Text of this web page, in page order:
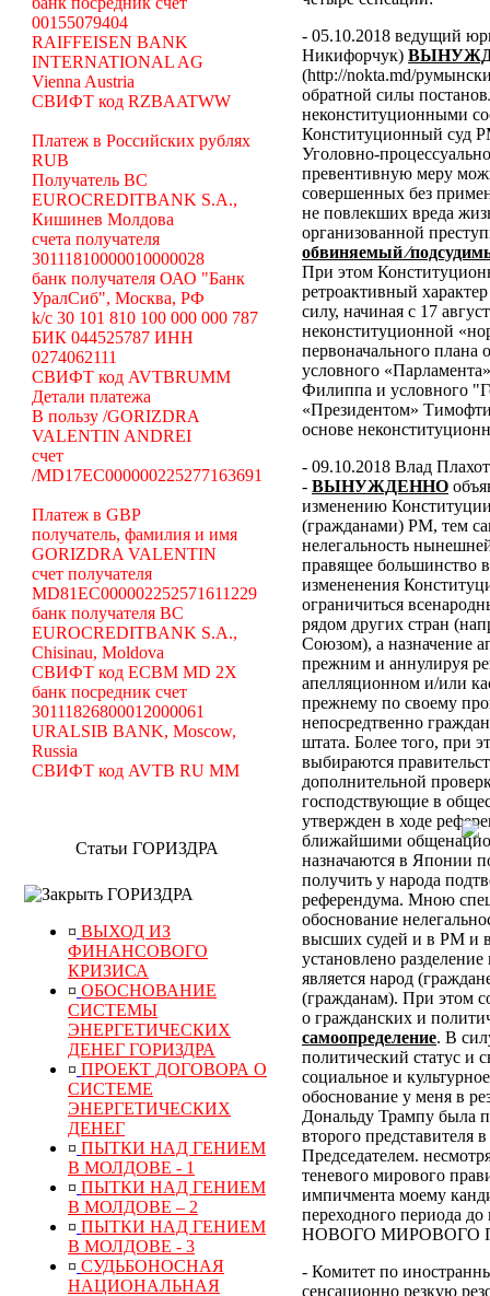
00155079404
RAIFFEISEN BANK
INTERNATIONAL AG
Vienna Austria
СВИФТ код RZBAATWW
Платеж в Российских рублях
RUB
Получатель BC
EUROCREDITBANK S.A.,
Кишинев Молдова
счета получателя
30111810000010000028
банк получателя ОАО "Банк
УралСиб", Москва, РФ
k/c 30 101 810 100 000 000 787
БИК 044525787 ИНН
0274062111
СВИФТ код AVTBRUMM
Детали платежа
В пользу /GORIZDRA
VALENTIN ANDREI
счет
/MD17EC000000225277163691
Платеж в GBP
получатель, фамилия и имя
GORIZDRA VALENTIN
счет получателя
MD81EC000002252571611229
банк получателя BC
EUROCREDITBANK S.A.,
Chisinau, Moldova
СВИФТ код ECBM MD 2X
банк посредник счет
30111826800012000061
URALSIB BANK, Moscow,
Russia
СВИФТ код AVTB RU MM
Статьи ГОРИЗДРА
ГОРИЗДРА
¤ ВЫХОД ИЗ
ФИНАНСОВОГО
КРИЗИСА
¤ ОБОСНОВАНИЕ
СИСТЕМЫ
ЭНЕРГЕТИЧЕСКИХ
ДЕНЕГ ГОРИЗДРА
¤ ПРОЕКТ ДОГОВОРА О
СИСТЕМЕ
ЭНЕРГЕТИЧЕСКИХ
ДЕНЕГ
¤ ПЫТКИ НАД ГЕНИЕМ
В МОЛДОВЕ - 1
¤ ПЫТКИ НАД ГЕНИЕМ
В МОЛДОВЕ – 2
¤ ПЫТКИ НАД ГЕНИЕМ
В МОЛДОВЕ - 3
¤ СУДЬБОНОСНАЯ
НАЦИОНАЛЬНАЯ
- 05.10.2018 ведущий
Никифорчук)
(http://nokta.md/
обратной силы
неконституционными
Конституционный суд
Уголовно-
превентивную меру
совершенных без
не повлекших вреда
организованной
обвиняемый
При этом
ретроактивный
силу, начиная с 17
неконституционной
первоначального плана
условного
Филиппа и условного
«Президентом»
основе
- 09.10.2018 Влад
- ВЫНУЖДЕННО
изменению
(гражданами) РМ, тем
нелегальность
правящее большинство
измененения
ограничиться
рядом других стран
Союзом), а назначение
прежним и аннулируя
апелляционном и/или
прежнему по своему
непосредтвенно
штата. Более того, при
выбираются
дополнительной
господствующие в
утвержден в ходе
ближайшими
назначаются в Японии
получить у народа
референдума. Мною
обоснование
высших судей и в РМ и
установлено
является народ
(гражданам). При этом
о гражданских и
самоопределение. В
политический статус и
социальное и
обоснование у меня в
Дональду Трампу была
второго представителя
Председателем.
теневого мирового
импичмента моему
переходного
НОВОГО МИРОВОГО
- Комитет по
сенсационно резкую